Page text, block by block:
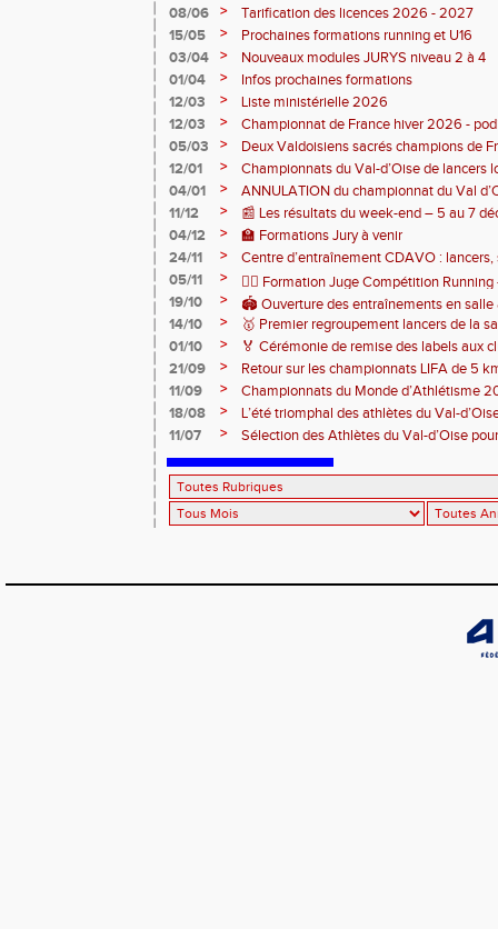
08/06 >
Tarification des licences 2026 - 2027
15/05
>
Prochaines formations running et U16
03/04
>
Nouveaux modules JURYS niveau 2 à 4
01/04
>
Infos prochaines formations
12/03
>
Liste ministérielle 2026
12/03
>
Championnat de France hiver 2026 -
05/03
>
Deux Valdoisiens sacrés champions de
Bourges 🥇
12/01 >
Championnats du Val-d’Oise de lancers
au stade des Maradas
04/01 >
ANNULATION du championnat du Val
11/12
>
📰 Les résultats du week-end – 5 au 7
04/12
>
🏫 Formations Jury à venir
24/11
>
Centre d’entraînement CDAVO : lancers,
05/11
>
🏃‍♂️ Formation Juge Compétition
19/10
>
🏟️ Ouverture des entraînements en
14/10
>
🥇 Premier regroupement lancers de la
01/10
>
🏅 Cérémonie de remise des labels aux
21/09
>
Retour sur les championnats LIFA de 5
11/09
>
Championnats du Monde d’Athlétisme
18/08
>
L’été triomphal des athlètes du Val-
11/07
>
Sélection des Athlètes du Val-d’Oise